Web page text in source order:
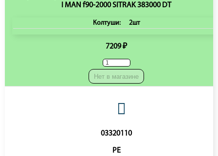
I MAN f90-2000 SITRAK 383000 DT
Колтуши: 2шт
7209 ₽
Нет в магазине
03320110
PE